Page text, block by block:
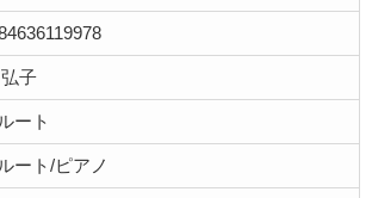
子
ート
ート/ピアノ